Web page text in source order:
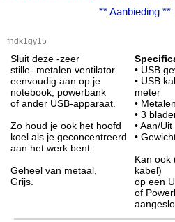
** Aanbieding **
fndk1gy15
Sluit deze -zeer
stille- metalen ventilator
eenvoudig aan op je
notebook, powerbank
of ander USB-apparaat.
Zo houd je ook het hoofd
koel als je geconcentreerd
aan het werk bent.
Geheel van metaal,
Grijs.
• USB
• USB
meter
•
• 3
• Aan/
•
Kan ook
kabel)
op een
of